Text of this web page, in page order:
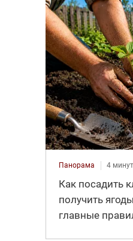
Панорама 4
Как посадить
получить
главные